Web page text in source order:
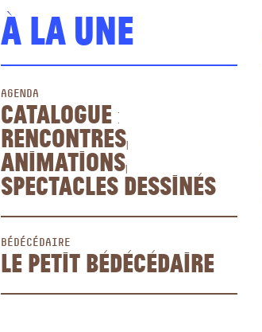
À la une
AGENDA
catalogue :
rencontres,
animations,
spectacles dessinés
BÉDÉCÉDAIRE
Le Petit Bédécédaire